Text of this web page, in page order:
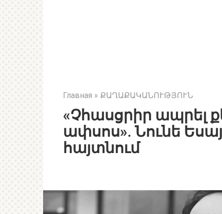
Главная » ՔԱՂԱՔԱԿԱՆՈՒԹՅՈՒՆ
«Չհասցրիր ապրել
ափսոս». Նունե
հայտնում